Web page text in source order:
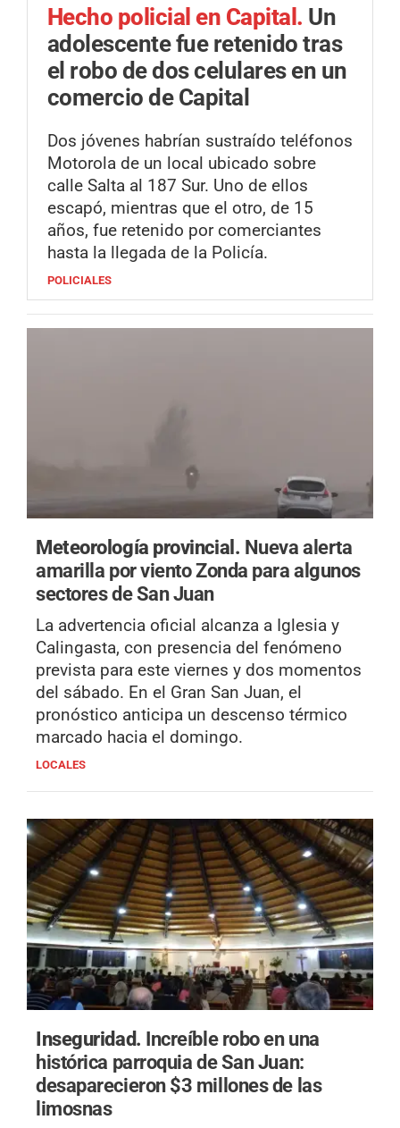
Hecho policial en Capital. Un
adolescente fue retenido tras
el robo de dos celulares en un
comercio de Capital
Dos jóvenes habrían sustraído teléfonos
Motorola de un local ubicado sobre
calle Salta al 187 Sur. Uno de ellos
escapó, mientras que el otro, de 15
años, fue retenido por comerciantes
hasta la llegada de la Policía.
POLICIALES
Meteorología provincial. Nueva alerta
amarilla por viento Zonda para algunos
sectores de San Juan
La advertencia oficial alcanza a Iglesia y
Calingasta, con presencia del fenómeno
prevista para este viernes y dos momentos
del sábado. En el Gran San Juan, el
pronóstico anticipa un descenso térmico
marcado hacia el domingo.
LOCALES
Inseguridad. Increíble robo en una
histórica parroquia de San Juan:
desaparecieron $3 millones de las
limosnas